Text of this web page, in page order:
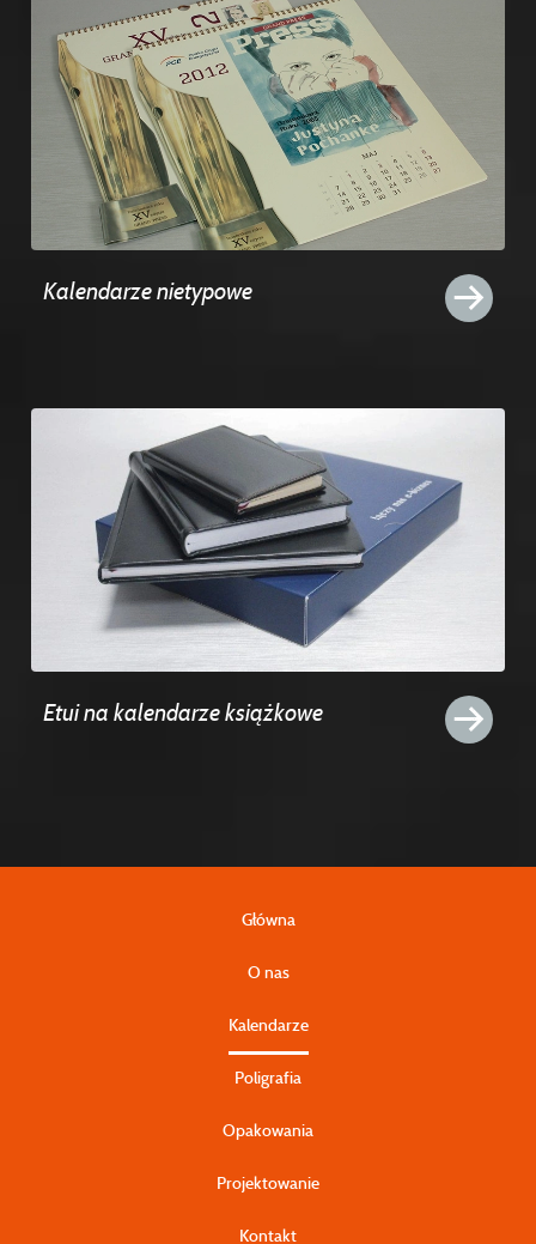
Kalendarze nietypowe
Etui na kalendarze książkowe
Główna
O nas
Kalendarze
Poligrafia
Opakowania
Projektowanie
Kontakt